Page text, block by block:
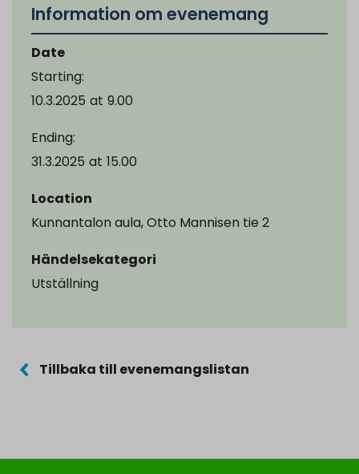
Information om evenemang
Date
Starting:
10.3.2025 at 9.00
Ending:
31.3.2025 at 15.00
Location
Kunnantalon aula, Otto Mannisen tie 2
Händelsekategori
Utställning
Tillbaka till evenemangslistan